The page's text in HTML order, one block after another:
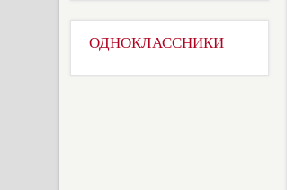
ОДНОКЛАССНИКИ